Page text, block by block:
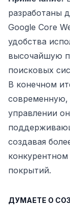
разработаны
Google Core
удобства
высочайшую
поисковых
В конечном
управлении
создавая
покрытий.
ДУМАЕТЕ О